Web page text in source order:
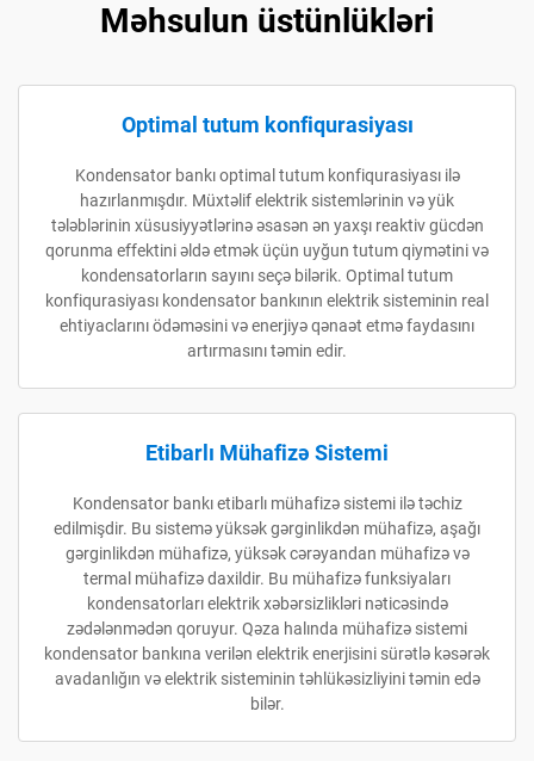
Məhsulun üstünlükləri
Optimal tutum konfiqurasiyası
Kondensator bankı optimal tutum konfiqurasiyası ilə
hazırlanmışdır. Müxtəlif elektrik sistemlərinin və yük
tələblərinin xüsusiyyətlərinə əsasən ən yaxşı reaktiv gücdən
qorunma effektini əldə etmək üçün uyğun tutum qiymətini və
kondensatorların sayını seçə bilərik. Optimal tutum
konfiqurasiyası kondensator bankının elektrik sisteminin real
ehtiyaclarını ödəməsini və enerjiyə qənaət etmə faydasını
artırmasını təmin edir.
Etibarlı Mühafizə Sistemi
Kondensator bankı etibarlı mühafizə sistemi ilə təchiz
edilmişdir. Bu sistemə yüksək gərginlikdən mühafizə, aşağı
gərginlikdən mühafizə, yüksək cərəyandan mühafizə və
termal mühafizə daxildir. Bu mühafizə funksiyaları
kondensatorları elektrik xəbərsizlikləri nəticəsində
zədələnmədən qoruyur. Qəza halında mühafizə sistemi
kondensator bankına verilən elektrik enerjisini sürətlə kəsərək
avadanlığın və elektrik sisteminin təhlükəsizliyini təmin edə
bilər.